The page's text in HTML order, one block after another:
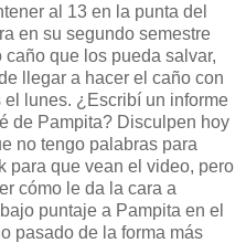
al 13 en la punta del
en su segundo semestre
que los pueda salvar,
llegar a hacer el caño con
el lunes. ¿Escribí un informe
de Pampita? Disculpen hoy
no tengo palabras para
para que vean el video, pero
cómo le da la cara a
puntaje a Pampita en el
pasado de la forma más